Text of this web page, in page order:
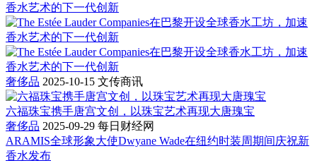
奢侈品 2025-10-15 文传商讯
六福珠宝携手唐宫文创，以珠宝艺术再现大唐瑰宝
奢侈品 2025-09-29 每日财经网
ARAMIS全球形象大使Dwyane Wade在纽约时装周期间庆祝新
香水发布